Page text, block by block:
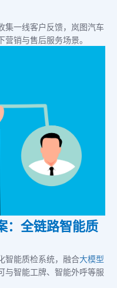
集一线客户反馈，岚图汽车
营销与售后服务场景。
：全链路智能质
智能质检系统，融合大模型
与智能工牌、智能外呼等服